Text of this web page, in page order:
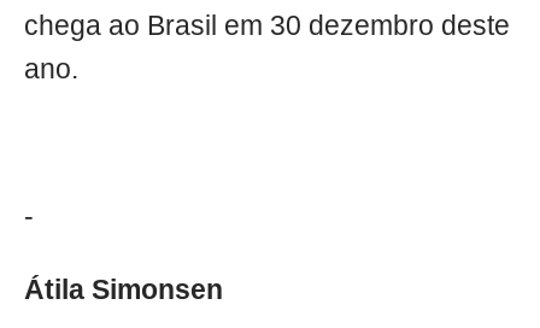
chega ao Brasil em 30 dezembro deste
ano.
-
Átila Simonsen